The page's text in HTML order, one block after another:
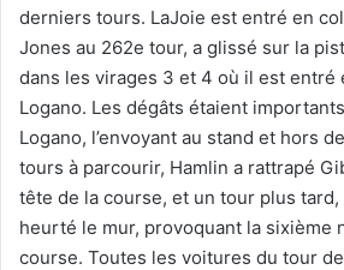
derniers tours. LaJoie est entré en
Jones au 262e tour, a glissé sur la
dans les virages 3 et 4 où il est entré
Logano. Les dégâts étaient
Logano, l’envoyant au stand et hors
tours à parcourir, Hamlin a rattrapé
tête de la course, et un tour plus
heurté le mur, provoquant la sixième
course. Toutes les voitures du tour